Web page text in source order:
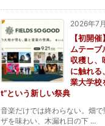
2026年7
【初開
ムテーブ
収穫し
に触れる
業大学
t”という新しい祭典
音楽だけでは終わらない。畑
ザを味わい、木漏れ日の下 ...